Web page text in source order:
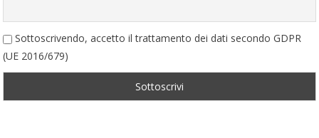
Sottoscrivendo, accetto il trattamento dei dati secondo GDPR
(UE 2016/679)